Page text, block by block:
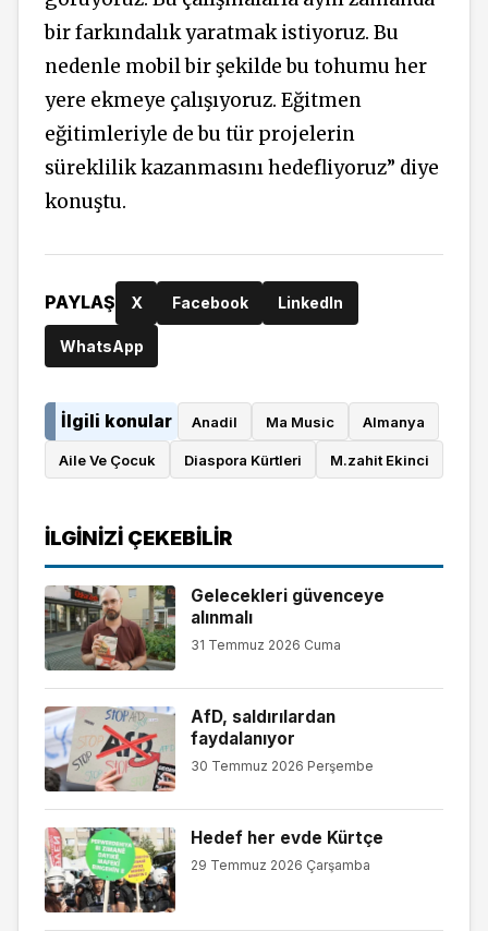
bir farkındalık yaratmak istiyoruz. Bu
nedenle mobil bir şekilde bu tohumu her
yere ekmeye çalışıyoruz. Eğitmen
eğitimleriyle de bu tür projelerin
süreklilik kazanmasını hedefliyoruz” diye
konuştu.
PAYLAŞ X Facebook LinkedIn
WhatsApp
İlgili konular Anadil Ma Music Almanya
Aile Ve Çocuk Diaspora Kürtleri M.zahit Ekinci
İLGINIZI ÇEKEBILIR
Gelecekleri güvenceye
alınmalı
31 Temmuz 2026 Cuma
AfD, saldırılardan
faydalanıyor
30 Temmuz 2026 Perşembe
Hedef her evde Kürtçe
29 Temmuz 2026 Çarşamba